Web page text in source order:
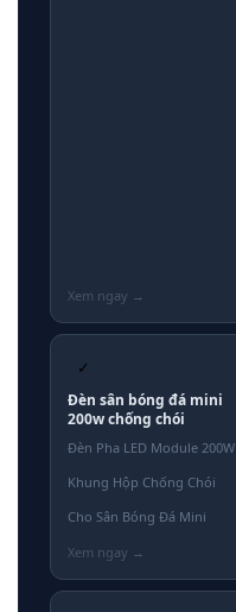
✓
Đèn sân bóng đá mini
200w chống chói
Đèn Pha LED Module 200W
Khung Hộp Chống Chói
Cho Sân Bóng Đá Mini